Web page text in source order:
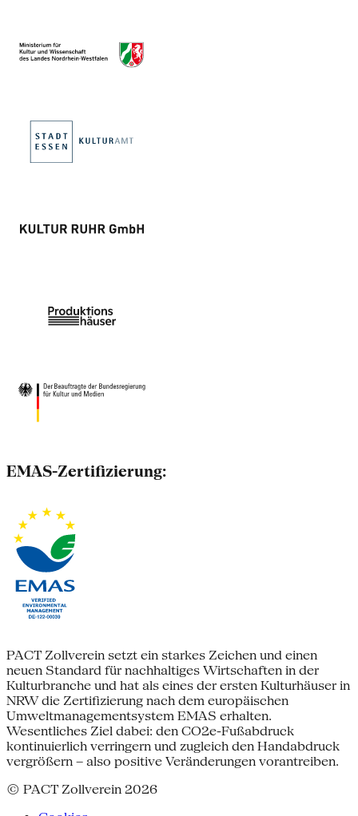
EMAS-Zertifizierung:
PACT Zollverein setzt ein starkes Zeichen und einen
neuen Standard für nachhaltiges Wirtschaften in der
Kulturbranche und hat als eines der ersten Kulturhäuser in
NRW die Zertifizierung nach dem europäischen
Umweltmanagementsystem EMAS erhalten.
Wesentliches Ziel dabei: den CO2e-Fußabdruck
kontinuierlich verringern und zugleich den Handabdruck
vergrößern – also positive Veränderungen vorantreiben.
© PACT Zollverein 2026